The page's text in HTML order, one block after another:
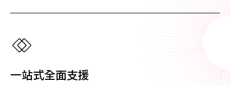
一站式全面支援